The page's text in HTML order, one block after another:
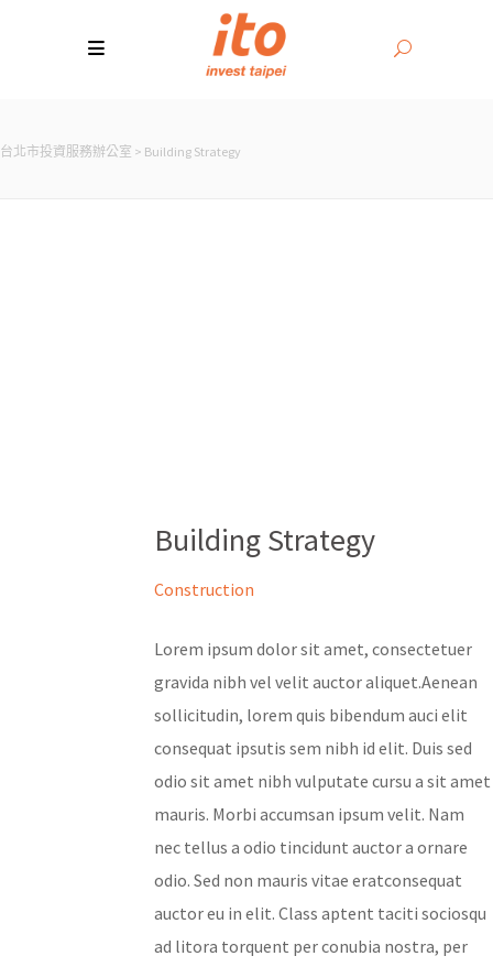
台北市投資服務辦公室 > Building Strategy
Building Strategy
Construction
Lorem ipsum dolor sit amet, consectetuer
gravida nibh vel velit auctor aliquet.Aenean
sollicitudin, lorem quis bibendum auci elit
consequat ipsutis sem nibh id elit. Duis sed
odio sit amet nibh vulputate cursu a sit amet
mauris. Morbi accumsan ipsum velit. Nam
nec tellus a odio tincidunt auctor a ornare
odio. Sed non mauris vitae eratconsequat
auctor eu in elit. Class aptent taciti sociosqu
ad litora torquent per conubia nostra, per